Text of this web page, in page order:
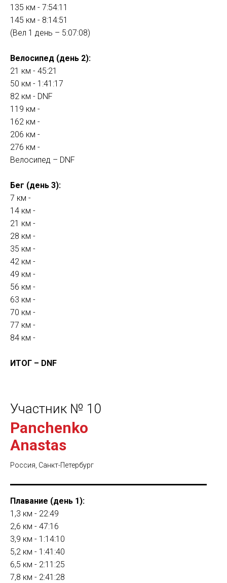
135 км - 7:54:11
145 км - 8:14:51
(Вел 1 день – 5:07:08)
Велосипед (день 2):
21 км - 45:21
50 км - 1:41:17
82 км - DNF
119 км -
162 км -
206 км -
276 км -
Велосипед – DNF
Бег (день 3):
7 км -
14 км -
21 км -
28 км -
35 км -
42 км -
49 км -
56 км -
63 км -
70 км -
77 км -
84 км -
ИТОГ – DNF
Участник № 10
Panchenko
Anastas
Россия, Санкт-Петербург
Плавание (день 1):
1,3 км - 22:49
2,6 км - 47:16
3,9 км - 1:14:10
5,2 км - 1:41:40
6,5 км - 2:11:25
7,8 км - 2:41:28